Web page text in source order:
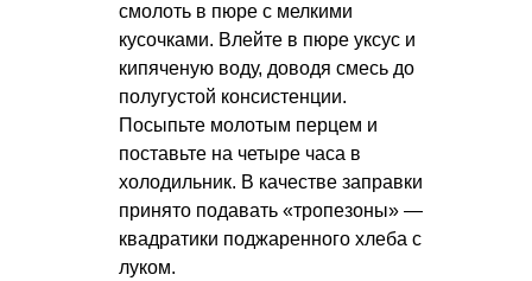
смолоть в пюре с мелкими
кусочками. Влейте в пюре уксус и
кипяченую воду, доводя смесь до
полугустой консистенции.
Посыпьте молотым перцем и
поставьте на четыре часа в
холодильник. В качестве заправки
принято подавать «тропезоны» —
квадратики поджаренного хлеба с
луком.